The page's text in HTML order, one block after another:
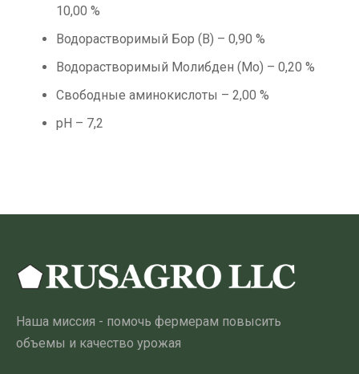
10,00 %
Водорастворимый Бор (B) – 0,90 %
Водорастворимый Молибден (Mo) – 0,20 %
Свободные аминокислоты – 2,00 %
pH – 7,2
Наша миссия - помочь фермерам повысить
объемы и качество урожая